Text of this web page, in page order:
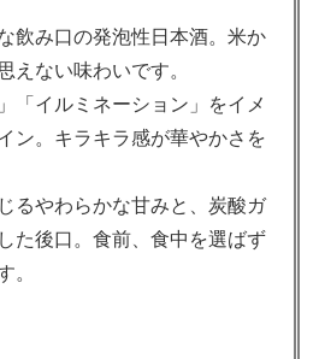
飲み口の発泡性日本酒。米か
えない味わいです。
「イルミネーション」をイメ
ン。キラキラ感が華やかさを
るやわらかな甘みと、炭酸ガ
た後口。食前、食中を選ばず
。